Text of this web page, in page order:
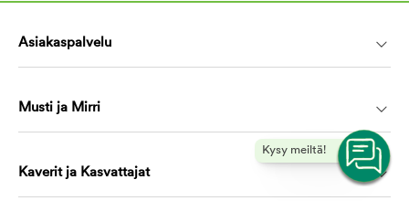
Kysy meiltä!
Asiakaspalvelu
Musti ja Mirri
Kaverit ja Kasvattajat